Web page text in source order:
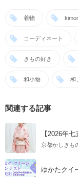
着物
コーディネート
きもの好き
和小物 和
関連する記事
【2026年
京都かしきも
ゆかたクイ